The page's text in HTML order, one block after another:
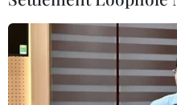
TIN LIÊN QUAN